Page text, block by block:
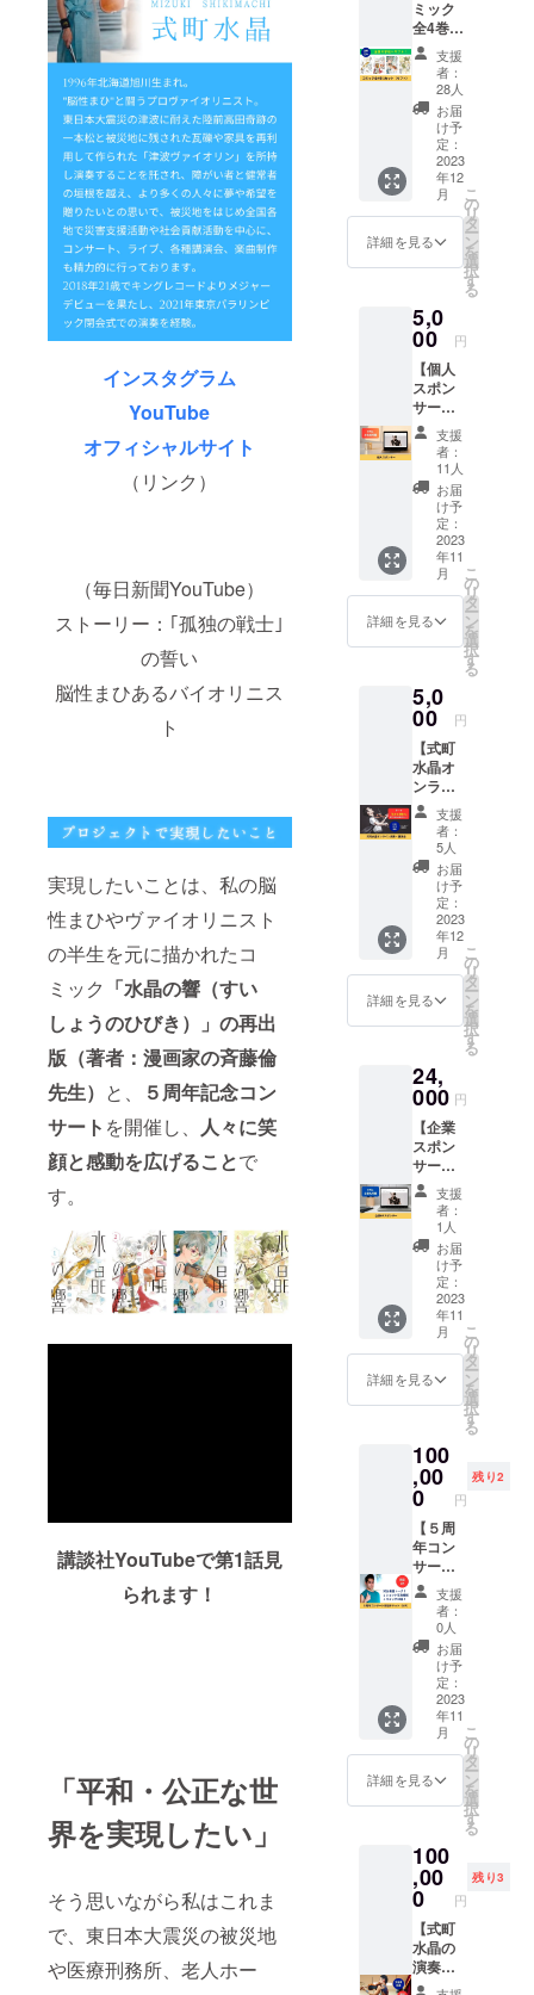
インスタグラム
YouTube
オフィシャルサイト
（リンク）
（毎日新聞YouTube）
ストーリー：｢孤独の戦士｣
の誓い
脳性まひあるバイオリニス
ト
実現したいことは、私の脳
性まひやヴァイオリニスト
の半生を元に描かれたコ
ミック 「水晶の響（すい
しょうのひびき）」 の再出
版（著者：漫画家の斉藤倫
先生） と、
５周年記念コン
サート を開催し、 人々に笑
顔と感動を広げることで
す。
講談社YouTubeで第1話見
られます！
「平和・公正な世
界を実現したい」
そう思いながら私はこれま
で、東日本大震災の被災地
や医療刑務所、老人ホー
ださ
い。 ※
郵送代
込みの
価格と
なって
おりま
す。
ミック
全4巻 1
セット
（ギフ
ト）】
コミッ
ク「水
晶の響
き」の
１巻か
ら４巻
までの
１セッ
ト（４
冊）
文に記
載して
いる
小・
中・高
校にギ
フトと
して送
ること
ができ
るリ
ターン
です。
※寄贈時
期は
2024年
3月31日
す。 ※
ギフト
として
お送り
した
際、
「活動
報告」
でお知
らせい
たしま
す。 ※
郵送代
込みの
価格と
なって
おりま
支援
者：
28人
お届
け予
定：
2023
年12
月
詳細を見る
こ
の
リ
タ
ー
ン
を
選
択
す
る
5,0
00 円
【個人
スポン
サー】
式町水
晶の個
人スポ
ンサー
になれ
る権利
です。
支援者
として
HPにお
名前を
掲載さ
せてい
ます。
https://
www.sh
ikimach
imizuki-
violin.c
om/ ※掲
載する
お名前
を備考
欄にご
記入く
ださ
い。 ※
ニック
ネーム
での登
掲載期
間は
2023年
11月か
ら1年間
です。
支援
者：
11人
お届
け予
定：
2023
年11
月
詳細を見る
こ
の
リ
タ
ー
ン
を
選
択
す
る
5,0
00 円
【式町
水晶オ
ンライ
ン演
奏・講
演会】
2023年
12月に
開催す
る、式
町水晶
のオン
ライン
演奏・
講演会
に参加
利で
す。 ※
当日参
加でき
ない場
合も後
日視聴
可能で
きるよ
う、
アーカ
イブ動
画を残
しま
す！ 内
容：親
子で参
る源動
力」オ
ンライ
ン演
奏・講
演会 日
程：
12/23(
14:00〜
15:00
所要時
間：約
60分
（演
奏・講
演45
分、交
場所：
オンラ
イン
zoomに
て開催
(動作環
境：PC/
スマホ)
支援
者：
5人
お届
け予
定：
2023
年12
月
詳細を見る
こ
の
リ
タ
ー
ン
を
選
択
す
る
24,
000 円
【企業
スポン
サー】
式町水
晶の企
業スポ
ンサー
になれ
る権利
です。
企業ス
ポン
サーと
してHP
に企業
名、企
のリン
クを掲
載させ
ていた
だきま
す。
https://
www.sh
ikimach
imizuki-
violin.c
om/ ※掲
載する
企業名
とリン
クを必
ず備考
欄にご
記入く
ださ
ネット
ワーク
販売や
企業イ
メージ
が相違
する場
合等、
支援
者：
1人
お届
け予
定：
2023
年11
月
詳細を見る
こ
の
リ
タ
ー
ン
を
選
択
す
る
100
,00
0 円
残り2
【５周
年コン
サート
参加チ
ケット
（VIP
席）】
当日、
演奏前
に楽屋
で２
ショッ
ト写真
撮影と
お話30
分をさ
ただき
ます。
指定席
チケッ
ト2枚付
き。 コ
ミック
「水晶
支援
者：
0人
お届
け予
定：
2023
年11
月
詳細を見る
こ
の
リ
タ
ー
ン
を
選
択
す
る
100
,00
0 円
残り3
【式町
水晶の
演奏会
を開催